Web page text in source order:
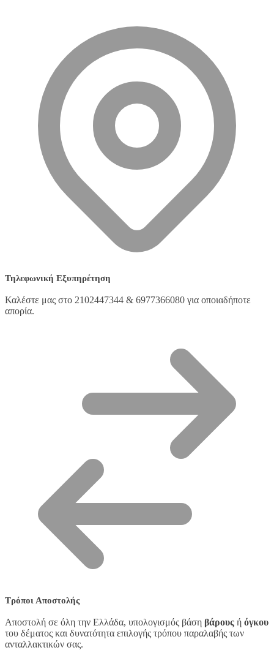
Τηλεφωνική Εξυπηρέτηση
Καλέστε μας στο 2102447344 & 6977366080 για οποιαδήποτε
απορία.
Τρόποι Αποστολής
Αποστολή σε όλη την Ελλάδα, υπολογισμός βάση βάρους ή όγκου
του δέματος και δυνατότητα επιλογής τρόπου παραλαβής των
ανταλλακτικών σας.